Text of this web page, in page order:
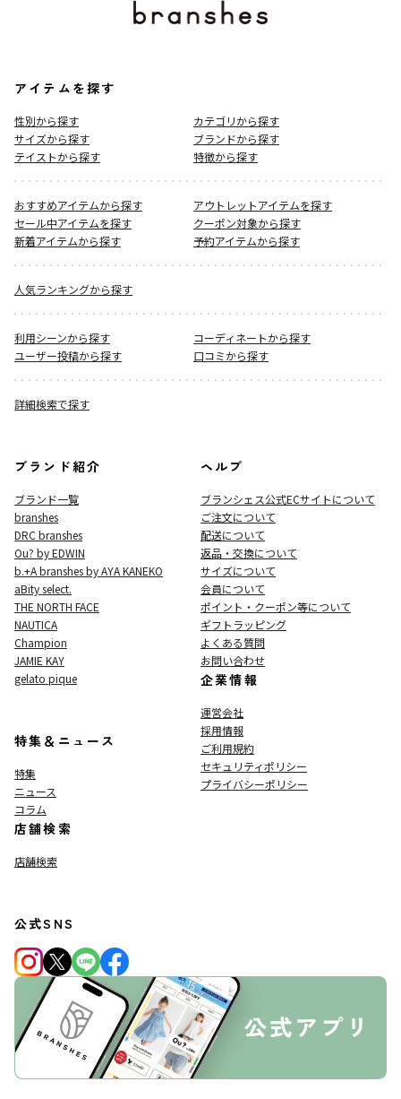
アイテムを探す
性別から探す
カテゴリから探す
サイズから探す
ブランドから探す
テイストから探す
特徴から探す
おすすめアイテムから探す
アウトレットアイテムを探す
セール中アイテムを探す
クーポン対象から探す
新着アイテムから探す
予約アイテムから探す
人気ランキングから探す
利用シーンから探す
コーディネートから探す
ユーザー投稿から探す
口コミから探す
詳細検索で探す
ブランド紹介
ブランド一覧
branshes
DRC branshes
Ou? by EDWIN
b.+A branshes by AYA KANEKO
aBity select.
THE NORTH FACE
NAUTICA
Champion
JAMIE KAY
gelato pique
特集＆ニュース
特集
ニュース
コラム
店舗検索
店舗検索
ヘルプ
ブランシェス公式ECサイトについて
ご注文について
配送について
返品・交換について
サイズについて
会員について
ポイント・クーポン等について
ギフトラッピング
よくある質問
お問い合わせ
企業情報
運営会社
採用情報
ご利用規約
セキュリティポリシー
プライバシーポリシー
公式SNS